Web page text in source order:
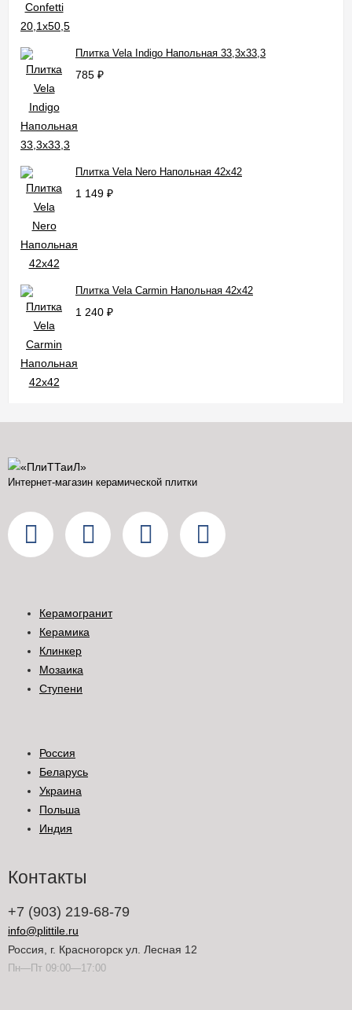
Плитка Vela Indigo Напольная 33,3x33,3
785 ₽
Плитка Vela Nero Напольная 42x42
1 149 ₽
Плитка Vela Carmin Напольная 42x42
1 240 ₽
Интернет-магазин керамической плитки
Керамогранит
Керамика
Клинкер
Мозаика
Ступени
Россия
Беларусь
Украина
Польша
Индия
Контакты
+7 (903) 219-68-79
info@plittile.ru
Россия, г. Красногорск ул. Лесная 12
Пн—Пт 09:00—17:00